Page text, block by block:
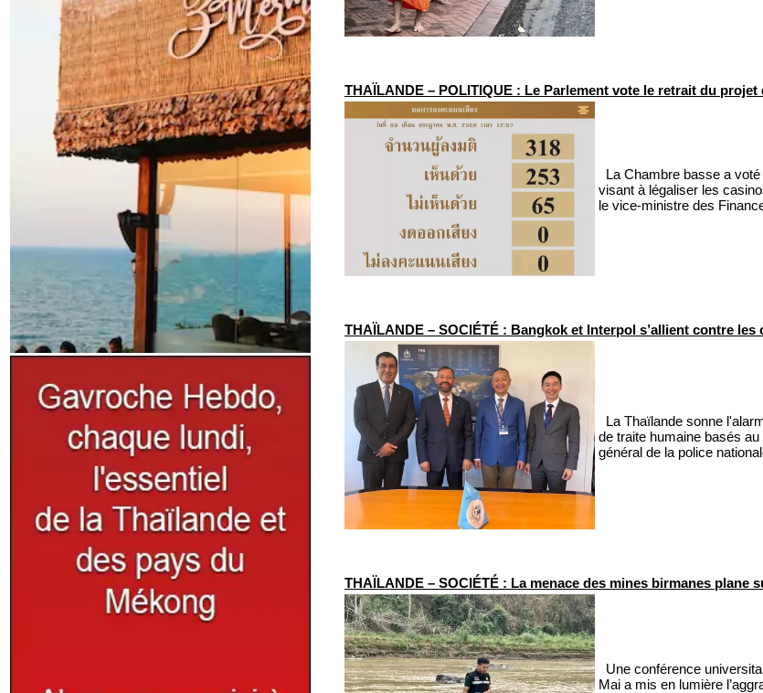
THAÏLANDE – POLITIQUE : Le Parlement vote le retrait du
La Chambre basse a
visant à légaliser les
le vice-ministre des
THAÏLANDE – SOCIÉTÉ : Bangkok et Interpol s’allient contre
La Thaïlande sonne
de traite humaine basés
général de la police
THAÏLANDE – SOCIÉTÉ : La menace des mines birmanes plane
Une conférence
Mai a mis en lumière